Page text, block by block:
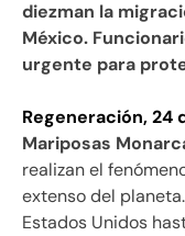
diezman la
México.
urgente para
Regeneración, 24
Mariposas
realizan el
extenso del
Estados Unidos